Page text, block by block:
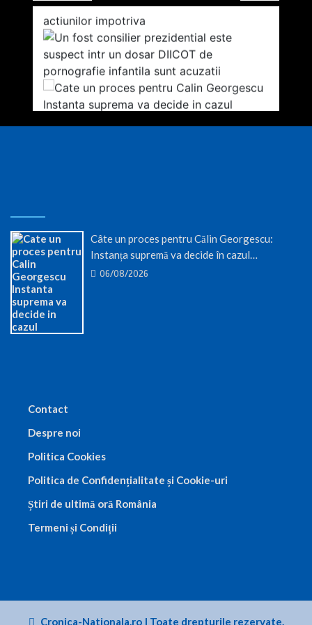
Câte un proces pentru Călin Georgescu:
Instanța supremă va decide în cazul…
06/08/2026
Contact
Despre noi
Politica Cookies
Politica de Confidențialitate și Cookie-uri
Știri de ultimă oră România
Termeni și Condiții
Cronica-Nationala.ro | Toate drepturile rezervate.